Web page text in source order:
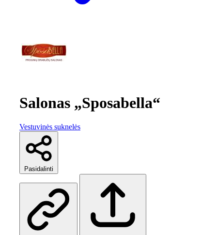
Salonas „Sposabella“
Vestuvinės suknelės
Pasidalinti